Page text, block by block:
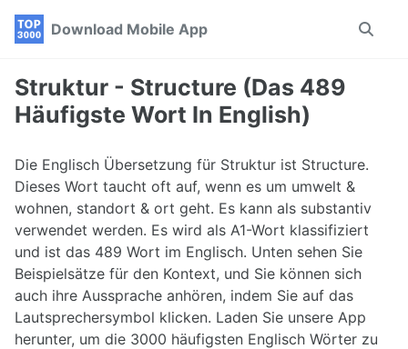
Skip
navigation
Skip
Skip
Download Mobile App
Toggle
Struktur - Structure (Das 489
Häufigste Wort In English)
Die Englisch Übersetzung für Struktur ist Structure.
Dieses Wort taucht oft auf, wenn es um umwelt &
wohnen, standort & ort geht. Es kann als substantiv
verwendet werden. Es wird als A1-Wort klassifiziert
und ist das 489 Wort im Englisch. Unten sehen Sie
Beispielsätze für den Kontext, und Sie können sich
auch ihre Aussprache anhören, indem Sie auf das
Lautsprechersymbol klicken. Laden Sie unsere App
herunter, um die 3000 häufigsten Englisch Wörter zu